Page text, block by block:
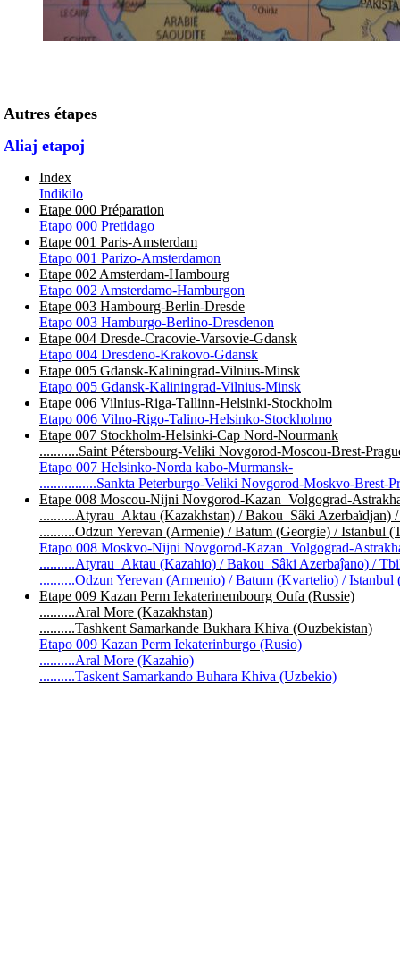
Autres étapes
Aliaj etapoj
Index
Indikilo
Etape 000 Préparation
Etapo 000 Pretidago
Etape 001 Paris-Amsterdam
Etapo 001 Parizo-Amsterdamon
Etape 002 Amsterdam-Hambourg
Etapo 002 Amsterdamo-Hamburgon
Etape 003 Hambourg-Berlin-Dresde
Etapo 003 Hamburgo-Berlino-Dresdenon
Etape 004 Dresde-Cracovie-Varsovie-Gdansk
Etapo 004 Dresdeno-Krakovo-Gdansk
Etape 005 Gdansk-Kaliningrad-Vilnius-Minsk
Etapo 005 Gdansk-Kaliningrad-Vilnius-Minsk
Etape 006 Vilnius-Riga-Tallinn-Helsinki-Stockholm
Etapo 006 Vilno-Rigo-Talino-Helsinko-Stockholmo
Etape 007 Stockholm-Helsinki-Cap Nord-Nourmank
...........Saint Pétersbourg-Veliki Novgorod-Moscou-Brest-
Etapo 007 Helsinko-Norda kabo-Murmansk-
................Sankta Peterburgo-Veliki Novgorod-Moskvo-Brest-
Etape 008 Moscou-Nijni Novgorod-Kazan_Volgograd-
..........Atyrau_Aktau (Kazakhstan) / Bakou_Sâki Azerbaïdjan)
..........Odzun Yerevan (Armenie) / Batum (Georgie) / Istanbul
Etapo 008 Moskvo-Nijni Novgorod-Kazan_Volgograd-
..........Atyrau_Aktau (Kazahio) / Bakou_Sâki Azerbaĵano) /
..........Odzun Yerevan (Armenio) / Batum (Kvartelio) / Istanbul
Etape 009 Kazan Perm Iekaterinembourg Oufa (Russie)
..........Aral More (Kazakhstan)
..........Tashkent Samarkande Bukhara Khiva (Ouzbekistan)
Etapo 009 Kazan Perm Iekaterinburgo (Rusio)
..........Aral More (Kazahio)
..........Taskent Samarkando Buhara Khiva (Uzbekio)